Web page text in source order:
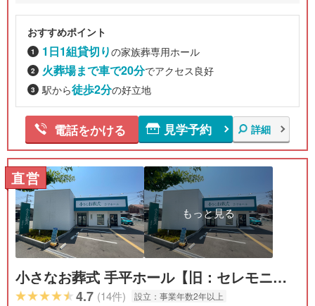
おすすめポイント
1日1組貸切りの家族葬専用ホール
火葬場まで車で20分でアクセス良好
駅から徒歩2分の好立地
電話をかける 見学予約 詳細
直営
もっと見る
小さなお葬式 手平ホール【旧：セレモニー
ハウス 手平】
4.7 (14件) 設立： 事業年数2年以上